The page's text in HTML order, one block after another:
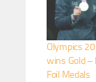
Olympics
wins Gold –
Foil Medals